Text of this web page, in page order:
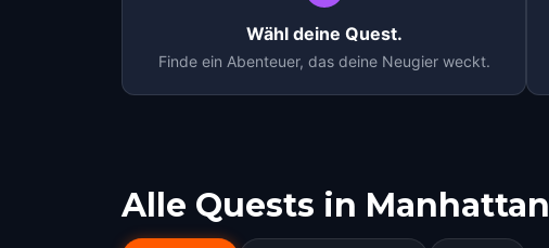
Wähl deine Quest.
Finde ein Abenteuer, das deine Neugier weckt.
Alle Quests in Manhattan